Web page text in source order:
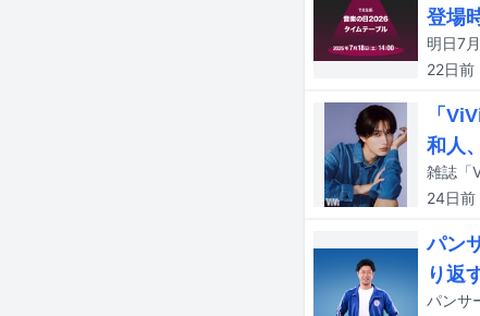
登場
22日前
「
和人
雑誌「
24日前
パン
り返